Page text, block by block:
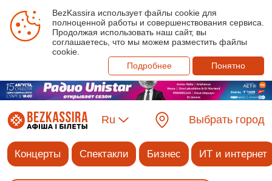
BezKassira использует файлы cookie для
полноценной работы и совершенствования сервиса.
Продолжая использовать наш сайт, вы
соглашаетесь, что мы можем разместить файлы
cookie.
Подробнее
Понятно
Ru Выбрать город
Концерты Спектакли Бизнес ИТ и интернет